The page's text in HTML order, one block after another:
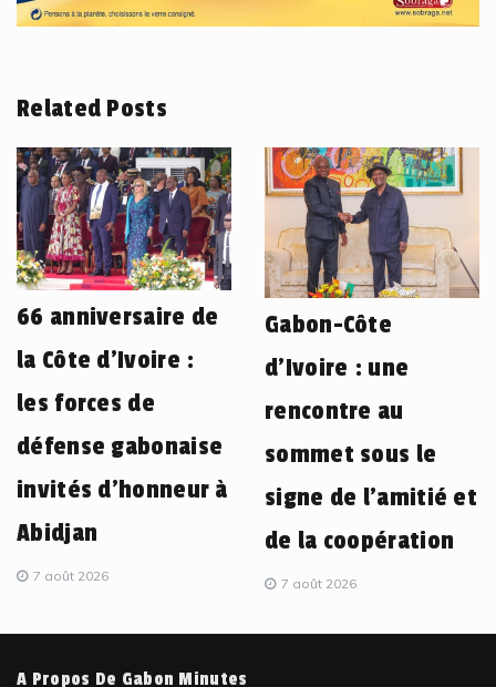
Related Posts
66 anniversaire de
la Côte d’Ivoire :
les forces de
défense gabonaise
invités d’honneur à
Abidjan
7 août 2026
Gabon-Côte
d’Ivoire : une
rencontre au
sommet sous le
signe de l’amitié et
de la coopération
7 août 2026
A Propos De Gabon Minutes